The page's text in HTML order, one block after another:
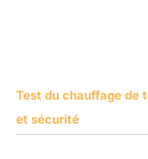
Test du chauffage de
et sécurité